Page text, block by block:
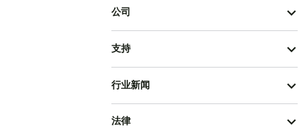
公司
支持
行业新闻
法律